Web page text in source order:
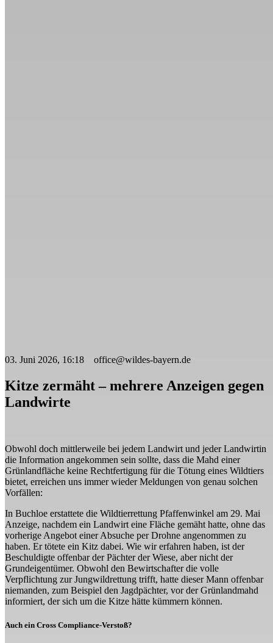
03. Juni 2026, 16:18 office@wildes-bayern.de
Kitze zermäht – mehrere Anzeigen gegen
Landwirte
Obwohl doch mittlerweile bei jedem Landwirt und jeder Landwirtin
die Information angekommen sein sollte, dass die Mahd einer
Grünlandfläche keine Rechtfertigung für die Tötung eines Wildtiers
bietet, erreichen uns immer wieder Meldungen von genau solchen
Vorfällen:
In Buchloe erstattete die Wildtierrettung Pfaffenwinkel am 29. Mai
Anzeige, nachdem ein Landwirt eine Fläche gemäht hatte, ohne das
vorherige Angebot einer Absuche per Drohne angenommen zu
haben. Er tötete ein Kitz dabei. Wie wir erfahren haben, ist der
Beschuldigte offenbar der Pächter der Wiese, aber nicht der
Grundeigentümer. Obwohl den Bewirtschafter die volle
Verpflichtung zur Jungwildrettung trifft, hatte dieser Mann offenbar
niemanden, zum Beispiel den Jagdpächter, vor der Grünlandmahd
informiert, der sich um die Kitze hätte kümmern können.
Auch ein Cross Compliance-Verstoß?